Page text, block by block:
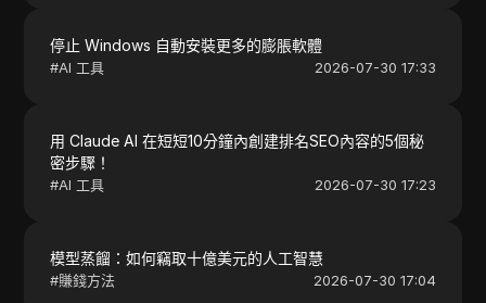
停止 Windows 自動安裝更多的膨脹軟體
#AI 工具 2026-07-30 17:33
用 Claude AI 在短短10分鐘內創建排名SEO內容的5個秘
密步驟！
#AI 工具 2026-07-30 17:23
模型蒸餾：如何竊取十億美元的人工智慧
#賺錢方法 2026-07-30 17:04